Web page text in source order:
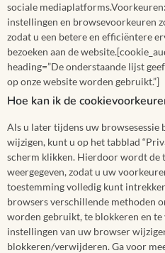
sociale
instellingen en browsevoorkeuren
zodat u een betere en efficiëntere
bezoeken aan de
heading=”De onderstaande lijst
op onze website worden gebruikt.”]
Hoe kan ik de
Als u later tijdens uw browsesessie
wijzigen, kunt u op het tabblad
scherm klikken. Hierdoor wordt de
weergegeven, zodat u uw
toestemming volledig kunt
browsers verschillende methoden
worden gebruikt, te blokkeren en
instellingen van uw browser
blokkeren/verwijderen. Ga voor